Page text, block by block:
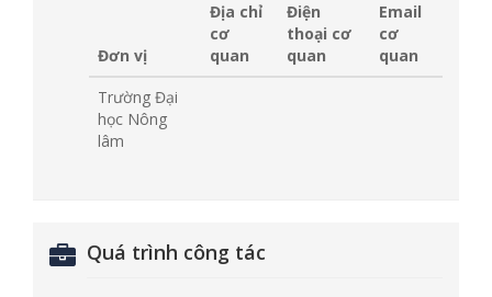
Đơn vị
Địa chỉ
cơ
quan
Điện
thoại cơ
quan
Email
cơ
quan
Trường Đại
học Nông
lâm
Quá trình công tác